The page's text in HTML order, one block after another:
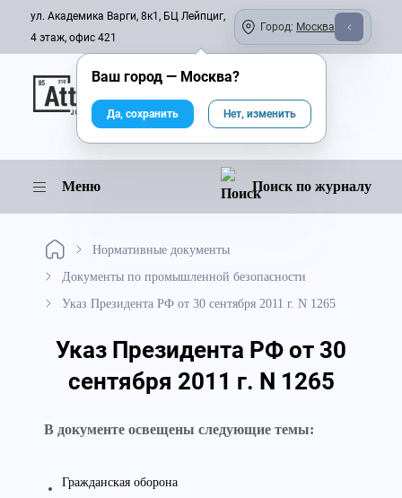
ул. Академика Варги, 8к1, БЦ Лейпциг,
4 этаж, офис 421
Город: Москва
Онлайн-журнал
Меню Поиск по журналу
Нормативные документы
Документы по промышленной безопасности
Указ Президента РФ от 30 сентября 2011 г. N 1265
Указ Президента РФ от 30
сентября 2011 г. N 1265
В документе освещены следующие темы:
Гражданская оборона
Ваш город — Москва?
Да, сохранить Нет, изменить